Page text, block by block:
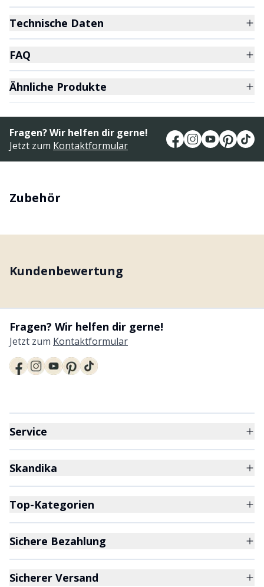
Technische Daten
FAQ
Ähnliche Produkte
Fragen? Wir helfen dir gerne!
Jetzt zum Kontaktformular
Zubehör
Kundenbewertung
Fragen? Wir helfen dir gerne!
Jetzt zum Kontaktformular
Service
Skandika
Top-Kategorien
Sichere Bezahlung
Sicherer Versand